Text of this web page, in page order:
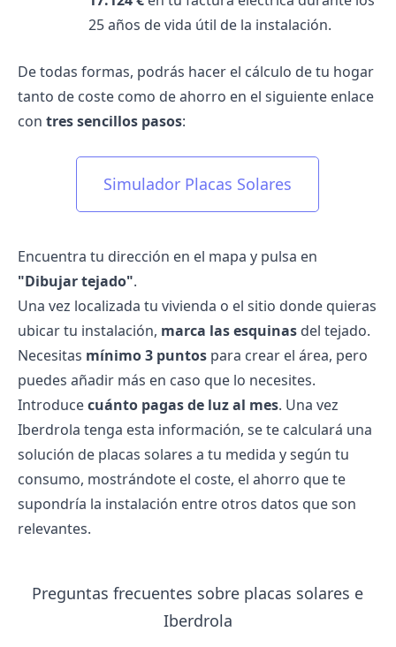
25 años de vida útil de la instalación.
De todas formas, podrás hacer el cálculo de tu hogar
tanto de coste como de ahorro en el siguiente enlace
con tres sencillos pasos:
Simulador Placas Solares
Encuentra tu dirección en el mapa y pulsa en
"Dibujar tejado".
Una vez localizada tu vivienda o el sitio donde quieras
ubicar tu instalación, marca las esquinas del tejado.
Necesitas mínimo 3 puntos para crear el área, pero
puedes añadir más en caso que lo necesites.
Introducecuánto pagas de luz al mes. Una vez
Iberdrola tenga esta información, se te calculará una
solución de placas solares a tu medida y según tu
consumo, mostrándote el coste, el ahorro que te
supondría la instalación entre otros datos que son
relevantes.
Preguntas frecuentes sobre placas solares e
Iberdrola